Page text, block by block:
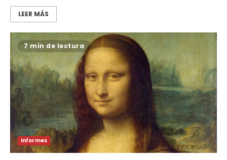
LEER MÁS
7 min de lectura
Informes